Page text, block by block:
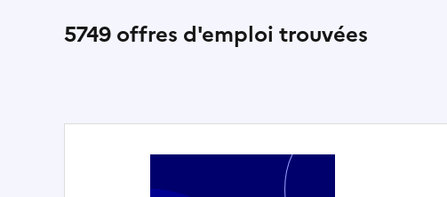
5749offres d'emploi trouvées